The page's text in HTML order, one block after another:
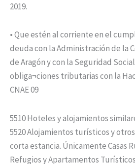
2019.
• Que estén al corriente en el
deuda con la Administración de la
de Aragón y con la Seguridad
obliga¬ciones tributarias con la
CNAE 09
5510 Hoteles y alojamientos
5520 Alojamientos turísticos y
corta estancia. Únicamente Casas
Refugios y Apartamentos Turísticos